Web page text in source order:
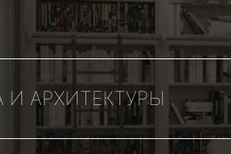
И АРХИТЕКТУРЫ